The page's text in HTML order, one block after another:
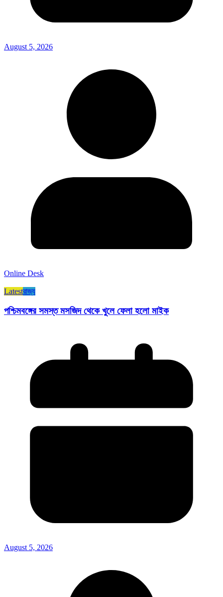
August 5, 2026
Online Desk
Latestরাজ্য​
পশ্চিমবঙ্গের সমস্ত মসজিদ থেকে খুলে ফেলা হলো মাইক
August 5, 2026